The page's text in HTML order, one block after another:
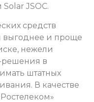
JSOC.
средств
выгоднее и проще
нежели
решения в
штатных
В качестве